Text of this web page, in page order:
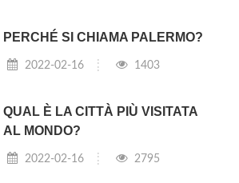
PERCHÉ SI CHIAMA PALERMO?
2022-02-16 1403
QUAL È LA CITTÀ PIÙ VISITATA
AL MONDO?
2022-02-16 2795